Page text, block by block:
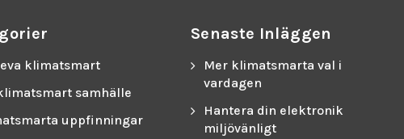
klimatsmart
samhälle
uppfinningar
Senaste Inläggen
Mer klimatsmarta val i
vardagen
Hantera din elektronik
miljövänligt